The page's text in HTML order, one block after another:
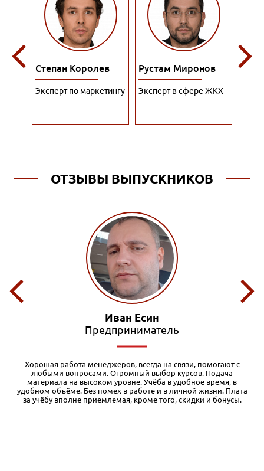
Рустам Миронов
Эксперт в сфере ЖКХ
Роман Филатов
Специалист по
ОТЗЫВЫ ВЫПУСКНИКОВ
Олег Маслов
Редактор
Я обучался в различных дистанционных учебных заведениях, и
есть с чем сравнивать. Во-первых, у Международной академии
бизнеса очень качественные и основательные учебные
материалы. Кроме того, при регистрации на курс дается
бесплатный доступ к первому модулю, чего я вообще нигде не